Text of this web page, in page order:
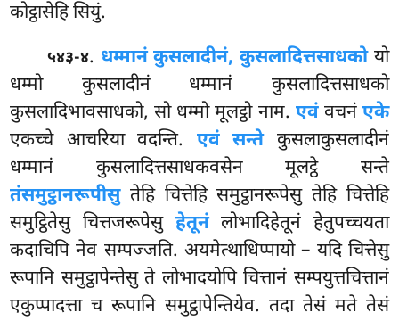
कोट्ठासेहि सियुं.
५४३-४. धम्मानं कुसलादीनं, कुसलादित्तसाधकोयो
धम्मो कुसलादीनं धम्मानं कुसलादित्तसाधको
कुसलादिभावसाधको, सो धम्मो मूलट्ठो नाम. एवंवचनं एके
एकच्चे आचरिया वदन्ति. एवं सन्तेकुसलाकुसलादीनं
धम्मानं कुसलादित्तसाधकवसेन मूलट्ठे सन्ते
तंसमुट्ठानरूपीसुतेहि चित्तेहि समुट्ठानरूपेसु तेहि चित्तेहि
समुट्ठितेसु चित्तजरूपेसु हेतूनंलोभादिहेतूनं हेतुपच्चयता
कदाचिपि नेव सम्पज्जति. अयमेत्थाधिप्पायो – यदि चित्तेसु
रूपानि समुट्ठापेन्तेसु ते लोभादयोपि चित्तानं सम्पयुत्तचित्तानं
एकुप्पादत्ता च रूपानि समुट्ठापेन्तियेव. तदा तेसं मते तेसं